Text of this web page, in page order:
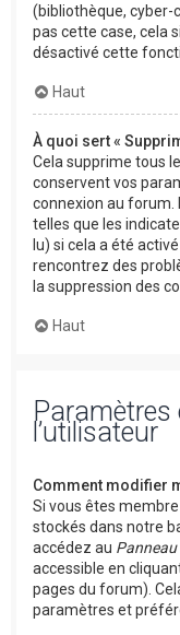
(bibliothèque, cyber-
pas cette case, cela
désactivé cette
Haut
À quoi sert «
Cela supprime tous
conservent vos
connexion au forum.
telles que les
lu) si cela a été
rencontrez des
la suppression des
Haut
Paramètres
l’utilisateur
Comment modifier
Si vous êtes
stockés dans notre
accédez au Panneau
accessible en
pages du forum).
paramètres et